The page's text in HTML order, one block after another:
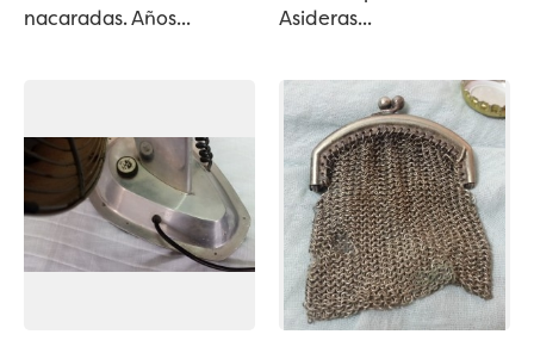
nacaradas. Años...
Asideras...